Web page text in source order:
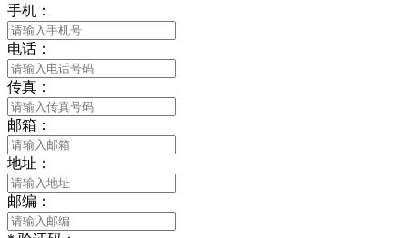
手机：
电话：
传真：
邮箱：
地址：
邮编：